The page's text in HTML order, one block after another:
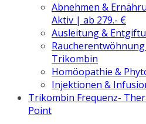
Abnehmen &
Aktiv | ab 279.- €
Ausleitung &
Trikombin
Homöopathie &
Injektionen &
Trikombin Frequenz-
Point